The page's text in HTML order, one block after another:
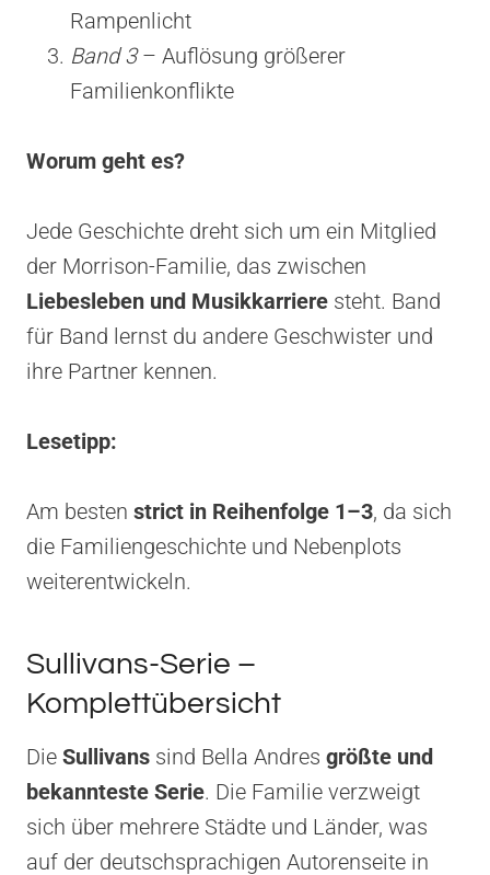
Rampenlicht
Band 3– Auflösung größerer
Familienkonflikte
Worum geht es?
Jede Geschichte dreht sich um ein Mitglied
der Morrison-Familie, das zwischen
Liebesleben und Musikkarriere steht. Band
für Band lernst du andere Geschwister und
ihre Partner kennen.
Lesetipp:
Am besten strict in Reihenfolge 1–3, da sich
die Familiengeschichte und Nebenplots
weiterentwickeln.
Sullivans-Serie –
Komplettübersicht
Die Sullivans sind Bella Andres größte und
bekannteste Serie. Die Familie verzweigt
sich über mehrere Städte und Länder, was
auf der deutschsprachigen Autorenseite in